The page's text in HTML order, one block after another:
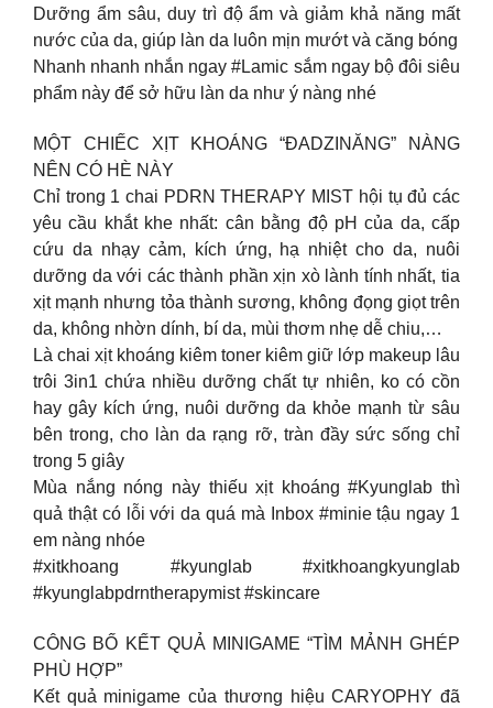
Dưỡng ẩm sâu, duy trì độ ẩm và giảm khả năng mất
nước của da, giúp làn da luôn mịn mướt và căng bóng
Nhanh nhanh nhắn ngay #Lamic sắm ngay bộ đôi siêu
phẩm này để sở hữu làn da như ý nàng nhé
MỘT CHIẾC XỊT KHOÁNG “ĐADZINĂNG” NÀNG
NÊN CÓ HÈ NÀY
Chỉ trong 1 chai PDRN THERAPY MIST hội tụ đủ các
yêu cầu khắt khe nhất: cân bằng độ pH của da, cấp
cứu da nhạy cảm, kích ứng, hạ nhiệt cho da, nuôi
dưỡng da với các thành phần xịn xò lành tính nhất, tia
xịt mạnh nhưng tỏa thành sương, không đọng giọt trên
da, không nhờn dính, bí da, mùi thơm nhẹ dễ chiu,…
Là chai xịt khoáng kiêm toner kiêm giữ lớp makeup lâu
trôi 3in1 chứa nhiều dưỡng chất tự nhiên, ko có cồn
hay gây kích ứng, nuôi dưỡng da khỏe mạnh từ sâu
bên trong, cho làn da rạng rỡ, tràn đầy sức sống chỉ
trong 5 giây
Mùa nắng nóng này thiếu xịt khoáng #Kyunglab thì
quả thật có lỗi với da quá mà Inbox #minie tậu ngay 1
em nàng nhóe ️
#xitkhoang #kyunglab #xitkhoangkyunglab
#kyunglabpdrntherapymist #skincare
CÔNG BỐ KẾT QUẢ MINIGAME “TÌM MẢNH GHÉP
PHÙ HỢP”
Kết quả minigame của thương hiệu CARYOPHY đã